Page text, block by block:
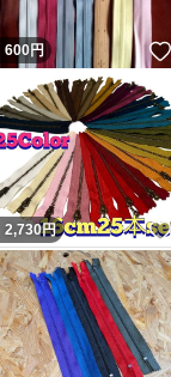
600円
2,730円